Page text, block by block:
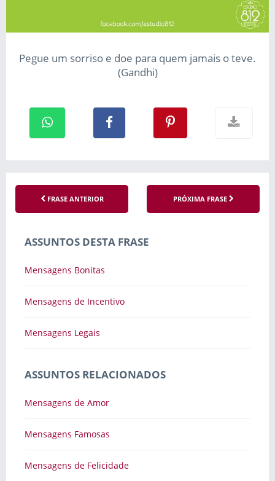
Pegue um sorriso e doe para quem jamais o teve.
(Gandhi)
FRASE ANTERIOR PRÓXIMA FRASE
ASSUNTOS DESTA FRASE
Mensagens Bonitas
Mensagens de Incentivo
Mensagens Legais
ASSUNTOS RELACIONADOS
Mensagens de Amor
Mensagens Famosas
Mensagens de Felicidade